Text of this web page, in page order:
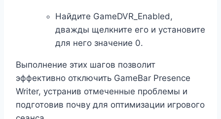
Найдите GameDVR_Enabled,
дважды щелкните его и установите
для него значение 0.
Выполнение этих шагов позволит
эффективно отключить GameBar Presence
Writer, устранив отмеченные проблемы и
подготовив почву для оптимизации игрового